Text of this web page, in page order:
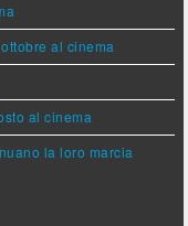
al cinema
al cinema
la loro marcia